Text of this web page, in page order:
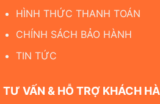
HÌNH THỨC THANH TOÁN
CHÍNH SÁCH BẢO HÀNH
TIN TỨC
TƯ VẤN & HỖ TRỢ KHÁCH